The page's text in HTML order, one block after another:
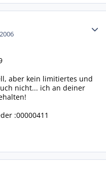
aber kein limitiertes und
nicht... ich an deiner
:00000411